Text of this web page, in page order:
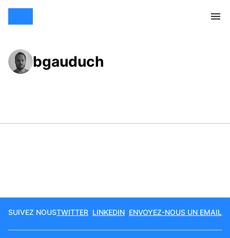
bgauduch
SUIVEZ NOUSTWITTER LINKEDIN ENVOYEZ-NOUS UN EMAIL